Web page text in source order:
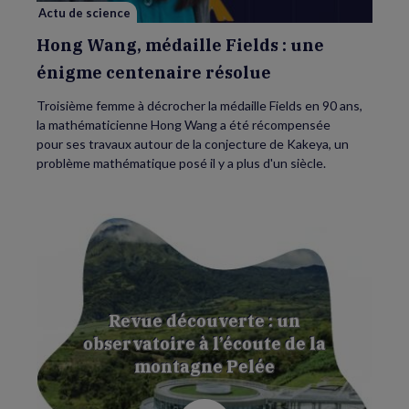
Actu de science
Hong Wang, médaille Fields : une
énigme centenaire résolue
Troisième femme à décrocher la médaille Fields en 90 ans,
la mathématicienne Hong Wang a été récompensée
pour ses travaux autour de la conjecture de Kakeya, un
problème mathématique posé il y a plus d'un siècle.
Revue découverte : un
observatoire à l’écoute de la
montagne Pelée